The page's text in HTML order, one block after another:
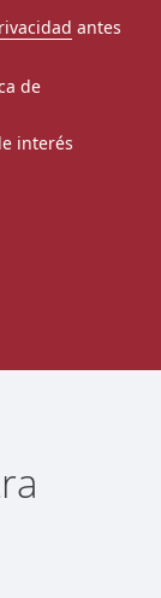
antes
de
interés